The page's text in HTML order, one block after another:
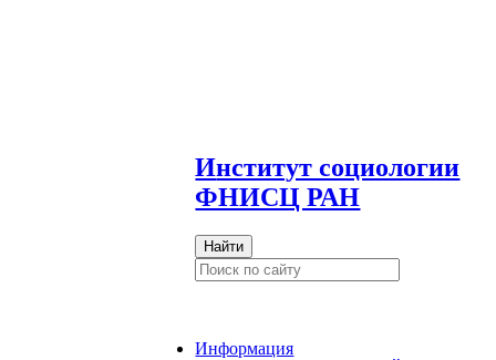
Институт социологии
ФНИСЦ РАН
Найти
Информация